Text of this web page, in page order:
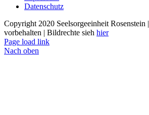
Datenschutz
Copyright 2020 Seelsorgeeinheit Rosenstein
vorbehalten | Bildrechte sieh hier
Page load link
Nach oben